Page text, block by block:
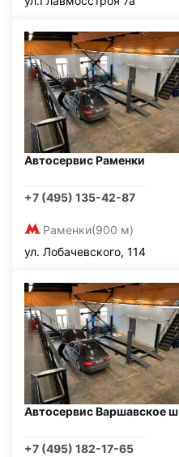
Автосервис Раменки
+7 (495) 135-42-87
Раменки(900 м)
ул. Лобачевского, 114
Автосервис Варшавское ш
+7 (495) 182-17-65